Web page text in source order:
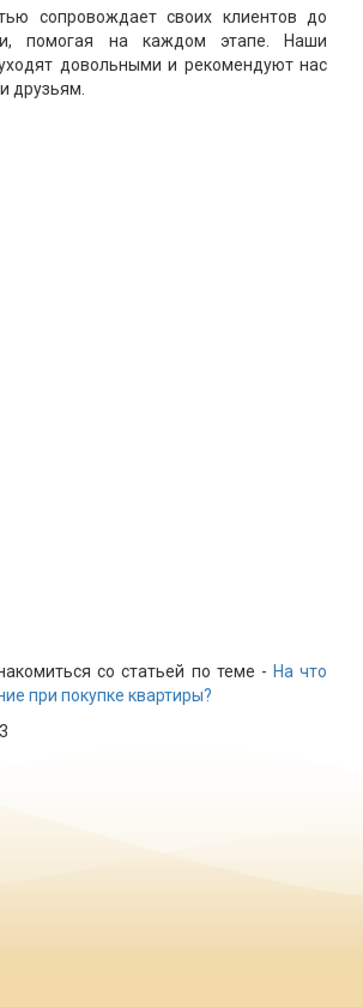
сопровождает своих клиентов до
помогая на каждом этапе. Наши
довольными и рекомендуют нас
друзьям.
со статьей по теме - На что
при покупке квартиры?